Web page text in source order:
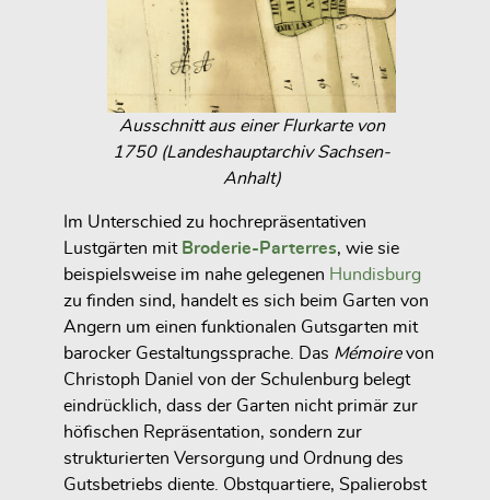
Ausschnitt aus einer Flurkarte von
1750 (Landeshauptarchiv Sachsen-
Anhalt)
Im Unterschied zu hochrepräsentativen
Lustgärten mit Broderie-Parterres, wie sie
beispielsweise im nahe gelegenen Hundisburg
zu finden sind, handelt es sich beim Garten von
Angern um einen funktionalen Gutsgarten mit
barocker Gestaltungssprache. Das Mémoirevon
Christoph Daniel von der Schulenburg belegt
eindrücklich, dass der Garten nicht primär zur
höfischen Repräsentation, sondern zur
strukturierten Versorgung und Ordnung des
Gutsbetriebs diente. Obstquartiere, Spalierobst